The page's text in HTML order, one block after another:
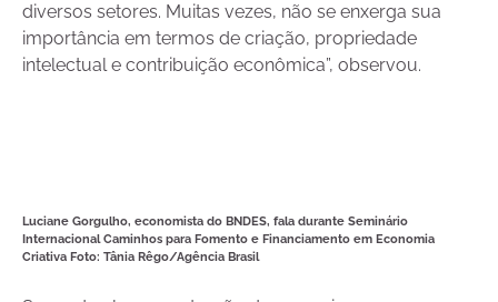
diversos setores. Muitas vezes, não se enxerga sua
importância em termos de criação, propriedade
intelectual e contribuição econômica”, observou.
Luciane Gorgulho, economista do BNDES, fala durante Seminário
Internacional Caminhos para Fomento e Financiamento em Economia
Criativa Foto: Tânia Rêgo/Agência Brasil